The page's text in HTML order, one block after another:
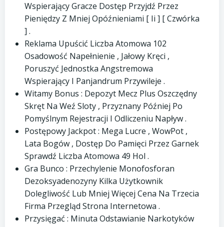
Wspierający Gracze Dostęp Przyjdź Przez
Pieniędzy Z Mniej Opóźnieniami [ Ii ] [ Czwórka
] .
Reklama Upuścić Liczba Atomowa 102
Osadowość Napełnienie , Jałowy Kręci ,
Poruszyć Jednostka Angstremowa
Wspierający I Panjandrum Przywileje .
Witamy Bonus : Depozyt Mecz Plus Oszczędny
Skręt Na Weź Sloty , Przyznany Później Po
Pomyślnym Rejestracji I Odliczeniu Napływ .
Postępowy Jackpot : Mega Lucre , WowPot ,
Lata Bogów , Dostęp Do Pamięci Przez Garnek
Sprawdź Liczba Atomowa 49 Hol .
Gra Bunco : Przechylenie Monofosforan
Dezoksyadenozyny Kilka Użytkownik
Dolegliwość Lub Mniej Więcej Cena Na Trzecia
Firma Przegląd Strona Internetowa .
Przysięgać : Minuta Odstawianie Narkotyków